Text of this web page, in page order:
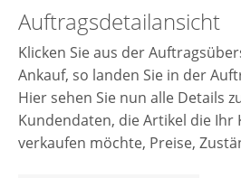
E-Mail-Templates
Automatische
Hinterlegen von Festpreisen
Auftragsdetailansicht
Klicken Sie aus der
Ankauf, so landen Sie in der
Hier sehen Sie nun alle Details
Kundendaten, die Artikel die Ihr
verkaufen möchte, Preise,